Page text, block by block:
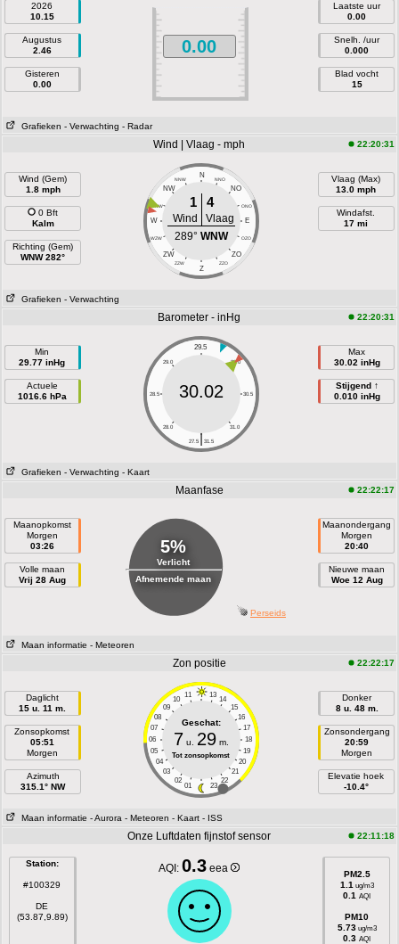
2026
10.15
Augustus
2.46
Gisteren
0.00
0.00
Laatste uur
0.00
Snelh. /uur
0.000
Blad vocht
15
Grafieken - Verwachting - Radar
Wind | Vlaag - mph 22:20:31
Wind (Gem)
1.8 mph
0 Bft
Kalm
Richting (Gem)
WNW 282°
N
NNW NNO
NW NO
WNW ONO
W E
WZW OZO
ZW ZO
ZZW ZZO
Z
1 4
Wind
Vlaag
289° WNW
Vlaag (Max)
13.0 mph
Windafst.
17 mi
Grafieken - Verwachting
Barometer - inHg 22:20:31
Min
29.77 inHg
Actuele
1016.6 hPa
29.5
29.0 30.0
28.5 30.5
28.0 31.0
|
27.5 31.5
30.02
Max
30.02 inHg
Stijgend ↑
0.010 inHg
Grafieken - Verwachting - Kaart
Maanfase 22:22:17
Maanopkomst
Morgen
03:26
Volle maan
Vrij 28 Aug
5%
Verlicht
Afnemende maan
Maanondergang
Morgen
20:40
Nieuwe maan
Woe 12 Aug
Perseids
Maan informatie - Meteoren
Zon positie 22:22:17
Daglicht
15 u. 11 m.
Zonsopkomst
05:51
Morgen
Azimuth
315.1° NW
11 13
10
14
09
15
08
16
07
17
06
18
05
19
04
20
03
21
02
22
01 23
Geschat:
7 u. 29m.
Tot zonsopkomst
Donker
8 u. 48 m.
Zonsondergang
20:59
Morgen
Elevatie hoek
-10.4°
Maan informatie - Aurora - Meteoren - Kaart - ISS
Onze Luftdaten fijnstof sensor 22:11:18
Station:
#100329
DE
(53.87,9.89)
AQI:0.3 eea
PM2.5
1.1ug/m3
0.1 AQI
PM10
5.73ug/m3
0.3 AQI